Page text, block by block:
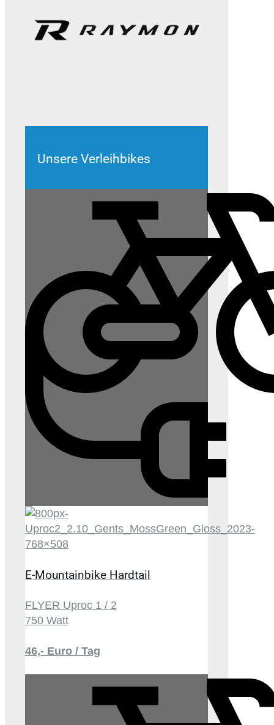
Unsere Verleihbikes
E-Mountainbike Hardtail
FLYER Uproc 1 / 2
750 Watt
46,- Euro / Tag